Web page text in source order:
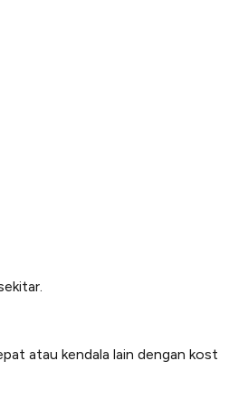
atau kendala lain dengan kost